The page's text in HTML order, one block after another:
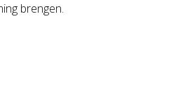
brengen.